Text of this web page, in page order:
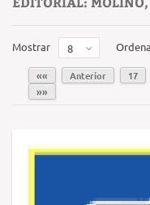
Mostrar 8
«« Anterior 17
»»